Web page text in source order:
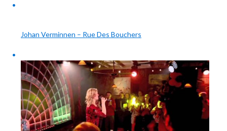
Johan Verminnen – Rue Des Bouchers